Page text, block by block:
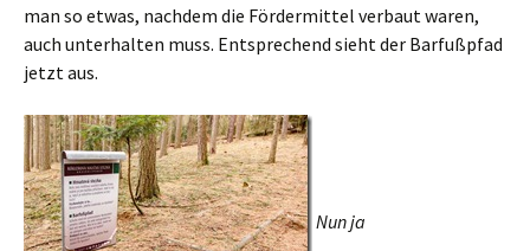
man so etwas, nachdem die Fördermittel verbaut waren,
auch unterhalten muss. Entsprechend sieht der Barfußpfad
jetzt aus.
Nun ja